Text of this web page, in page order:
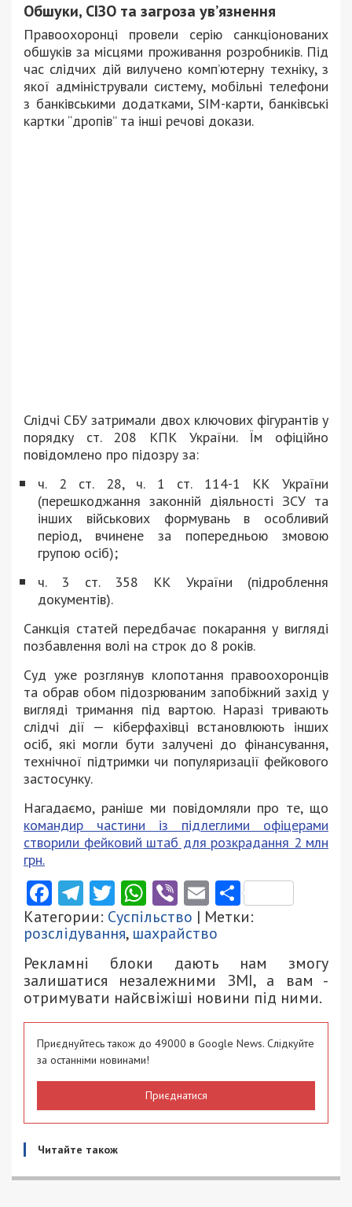
Обшуки, СІЗО та загроза ув’язнення
Правоохоронці провели серію санкціонованих
обшуків за місцями проживання розробників. Під
час слідчих дій вилучено комп’ютерну техніку, з
якої адміністрували систему, мобільні телефони
з банківськими додатками, SIM-карти, банківські
картки “дропів” та інші речові докази.
Слідчі СБУ затримали двох ключових фігурантів у
порядку ст. 208 КПК України. Їм офіційно
повідомлено про підозру за:
ч. 2 ст. 28, ч. 1 ст. 114-1 КК України
(перешкоджання законній діяльності ЗСУ та
інших військових формувань в особливий
період, вчинене за попередньою змовою
групою осіб);
ч. 3 ст. 358 КК України (підроблення
документів).
Санкція статей передбачає покарання у вигляді
позбавлення волі на строк до 8 років.
Суд уже розглянув клопотання правоохоронців
та обрав обом підозрюваним запобіжний захід у
вигляді тримання під вартою. Наразі тривають
слідчі дії — кіберфахівці встановлюють інших
осіб, які могли бути залучені до фінансування,
технічної підтримки чи популяризації фейкового
застосунку.
Нагадаємо, раніше ми повідомляли про те, що
командир частини із підлеглими офіцерами
створили фейковий штаб для розкрадання 2 млн
грн.
Facebook
Telegram
Twitter
WhatsApp
ViberEmail
Категории: Суспільство | Метки:
розслідування, шахрайство
Рекламні блоки дають нам змогу
залишатися незалежними ЗМІ, а вам -
отримувати найсвіжіші новини під ними.
Приєднуйтесь також до 49000 в Google News. Слідкуйте
за останніми новинами!
Приєднатися
Читайте також